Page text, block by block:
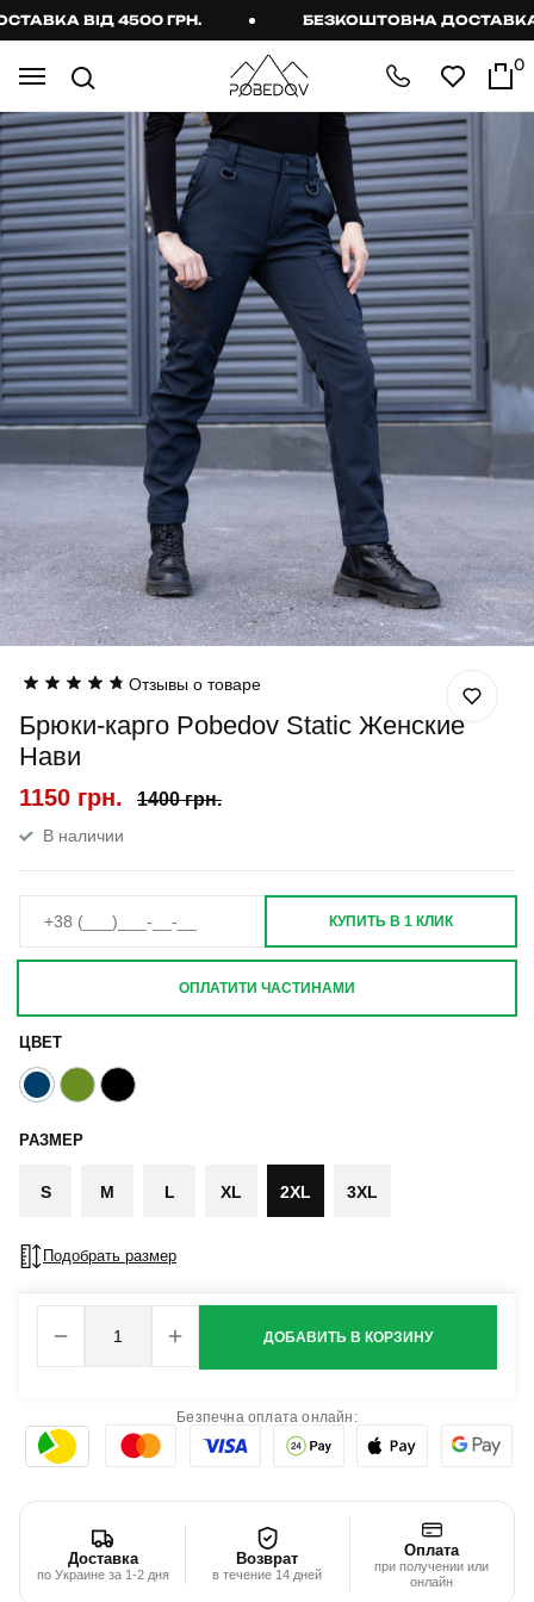
ВІД 4500 ГРН. БЕЗКОШТОВНА ДОСТАВКА
0
Отзывы о товаре
Брюки-карго Pobedov Static Женские
Нави
1150 грн. 1400 грн.
В наличии
ЦВЕТ
РАЗМЕР
S M L XL 2XL 3XL
Подобрать размер
ДОБАВИТЬ В КОРЗИНУ
КУПИТЬ В 1 КЛИК
ОПЛАТИТИ ЧАСТИНАМИ
Безпечна оплата онлайн:
Доставка
по Украине за 1-2 дня
Возврат
в течение 14 дней
Оплата
при получении или
онлайн